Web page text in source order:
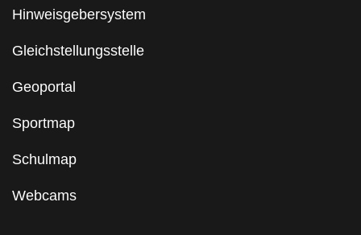
Hinweisgebersystem
Gleichstellungsstelle
Geoportal
Sportmap
Schulmap
Webcams